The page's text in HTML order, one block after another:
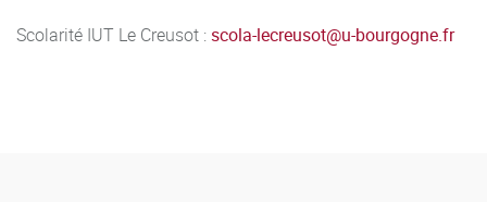
Scolarité IUT Le Creusot :scola-lecreusot@u-bourgogne.fr